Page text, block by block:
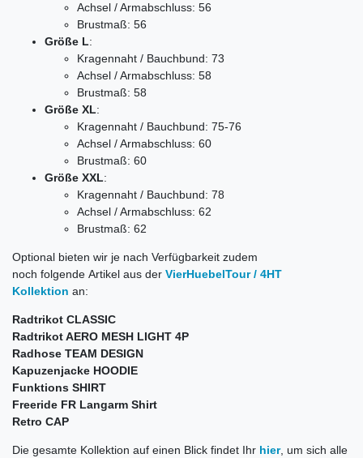
Achsel / Armabschluss: 56
Brustmaß: 56
Größe L:
Kragennaht / Bauchbund: 73
Achsel / Armabschluss: 58
Brustmaß: 58
Größe XL:
Kragennaht / Bauchbund: 75-76
Achsel / Armabschluss: 60
Brustmaß: 60
Größe XXL:
Kragennaht / Bauchbund: 78
Achsel / Armabschluss: 62
Brustmaß: 62
Optional bieten wir je nach Verfügbarkeit zudem
noch folgende Artikel aus der VierHuebelTour / 4HT
Kollektion an:
Radtrikot CLASSIC
Radtrikot AERO MESH LIGHT 4P
Radhose TEAM DESIGN
Kapuzenjacke HOODIE
Funktions SHIRT
Freeride FR Langarm Shirt
Retro CAP
Die gesamte Kollektion auf einen Blick findet Ihr hier, um sich alle